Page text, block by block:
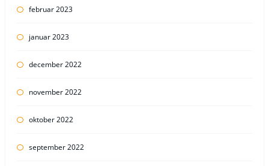
februar 2023
januar 2023
december 2022
november 2022
oktober 2022
september 2022